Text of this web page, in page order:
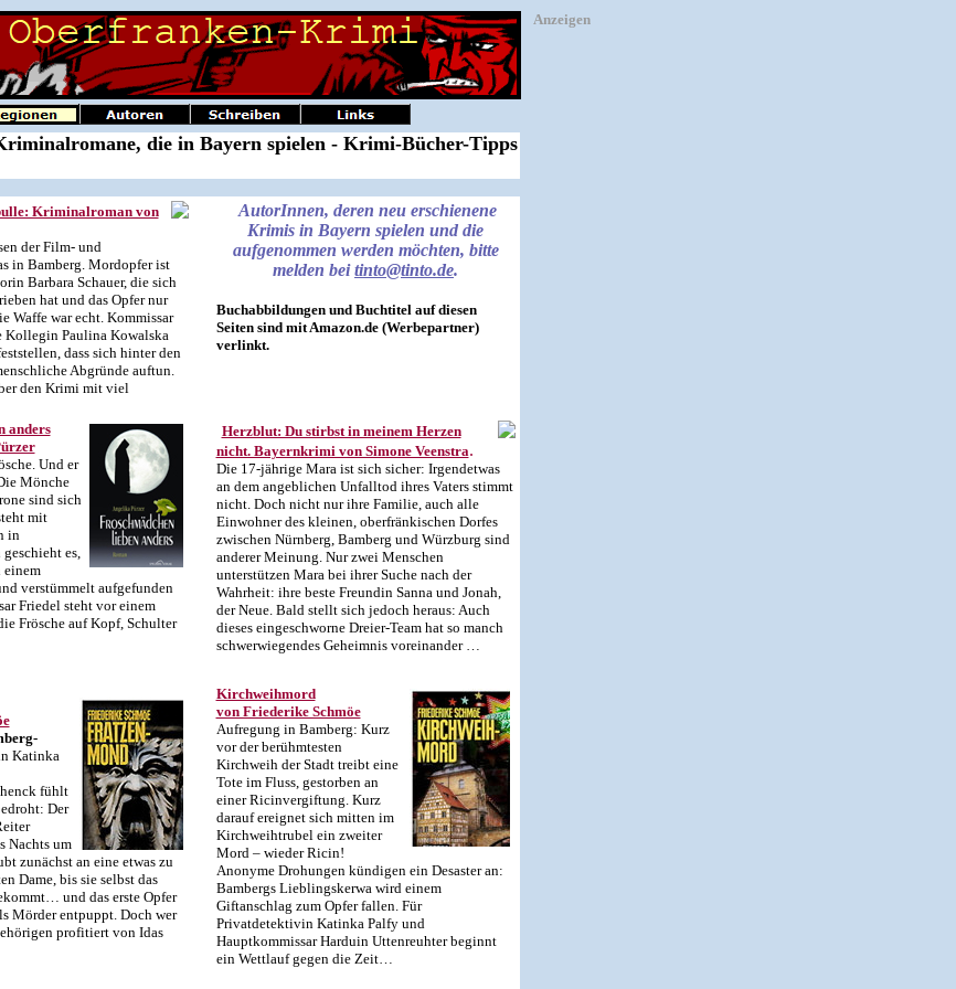
die in Bayern spielen - Krimi-Bücher-Tipps
Kriminalroman von
der Film- und
in Bamberg. Mordopfer ist
Barbara Schauer, die sich
hat und das Opfer nur
Waffe war echt. Kommissar
Kollegin Paulina Kowalska
dass sich hinter den
Abgründe auftun.
den Krimi mit viel
AutorInnen, deren neu erschienene
Krimis in Bayern spielen und die
aufgenommen werden möchten, bitte
melden beitinto@tinto.de.
Buchabbildungen und Buchtitel auf diesen
Seiten sind mit Amazon.de (Werbepartner)
verlinkt.
anders
Und er
Mönche
sind sich
mit
in
es,
einem
verstümmelt aufgefunden
Friedel steht vor einem
Frösche auf Kopf, Schulter
Herzblut: Du stirbst in meinem Herzen
nicht. Bayernkrimi von Simone Veenstra.
Die 17-jährige Mara ist sich sicher: Irgendetwas
an dem angeblichen Unfalltod ihres Vaters stimmt
nicht. Doch nicht nur ihre Familie, auch alle
Einwohner des kleinen, oberfränkischen Dorfes
zwischen Nürnberg, Bamberg und Würzburg sind
anderer Meinung. Nur zwei Menschen
unterstützen Mara bei ihrer Suche nach der
Wahrheit: ihre beste Freundin Sanna und Jonah,
der Neue. Bald stellt sich jedoch heraus: Auch
dieses eingeschworne Dreier-Team hat so manch
schwerwiegendes Geheimnis voreinander …
Katinka
fühlt
Der
Nachts um
zunächst an eine etwas zu
Dame, bis sie selbst das
und das erste Opfer
Mörder entpuppt. Doch wer
profitiert von Idas
Kirchweihmord
von Friederike Schmöe
Aufregung in Bamberg: Kurz
vor der berühmtesten
Kirchweih der Stadt treibt eine
Tote im Fluss, gestorben an
einer Ricinvergiftung. Kurz
darauf ereignet sich mitten im
Kirchweihtrubel ein zweiter
Mord – wieder Ricin!
Anonyme Drohungen kündigen ein Desaster an:
Bambergs Lieblingskerwa wird einem
Giftanschlag zum Opfer fallen. Für
Privatdetektivin Katinka Palfy und
Hauptkommissar Harduin Uttenreuhter beginnt
ein Wettlauf gegen die Zeit…
Anzeigen